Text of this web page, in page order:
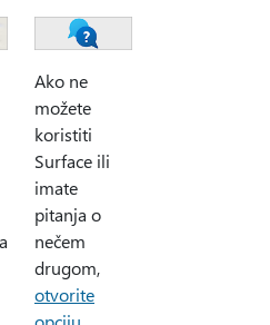
Ako ne
možete
koristiti
Surface ili
imate
pitanja o
nečem
drugom,
otvorite